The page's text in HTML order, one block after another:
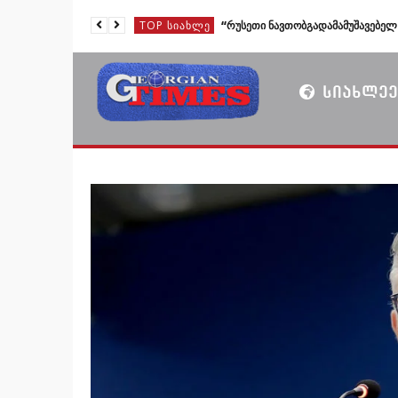
TOP ᲡᲘᲐᲮᲚᲔ
TOP ᲡᲘᲐᲮᲚᲔ
TOP ᲡᲘᲐᲮᲚᲔ
TOP ᲡᲘᲐᲮᲚᲔ